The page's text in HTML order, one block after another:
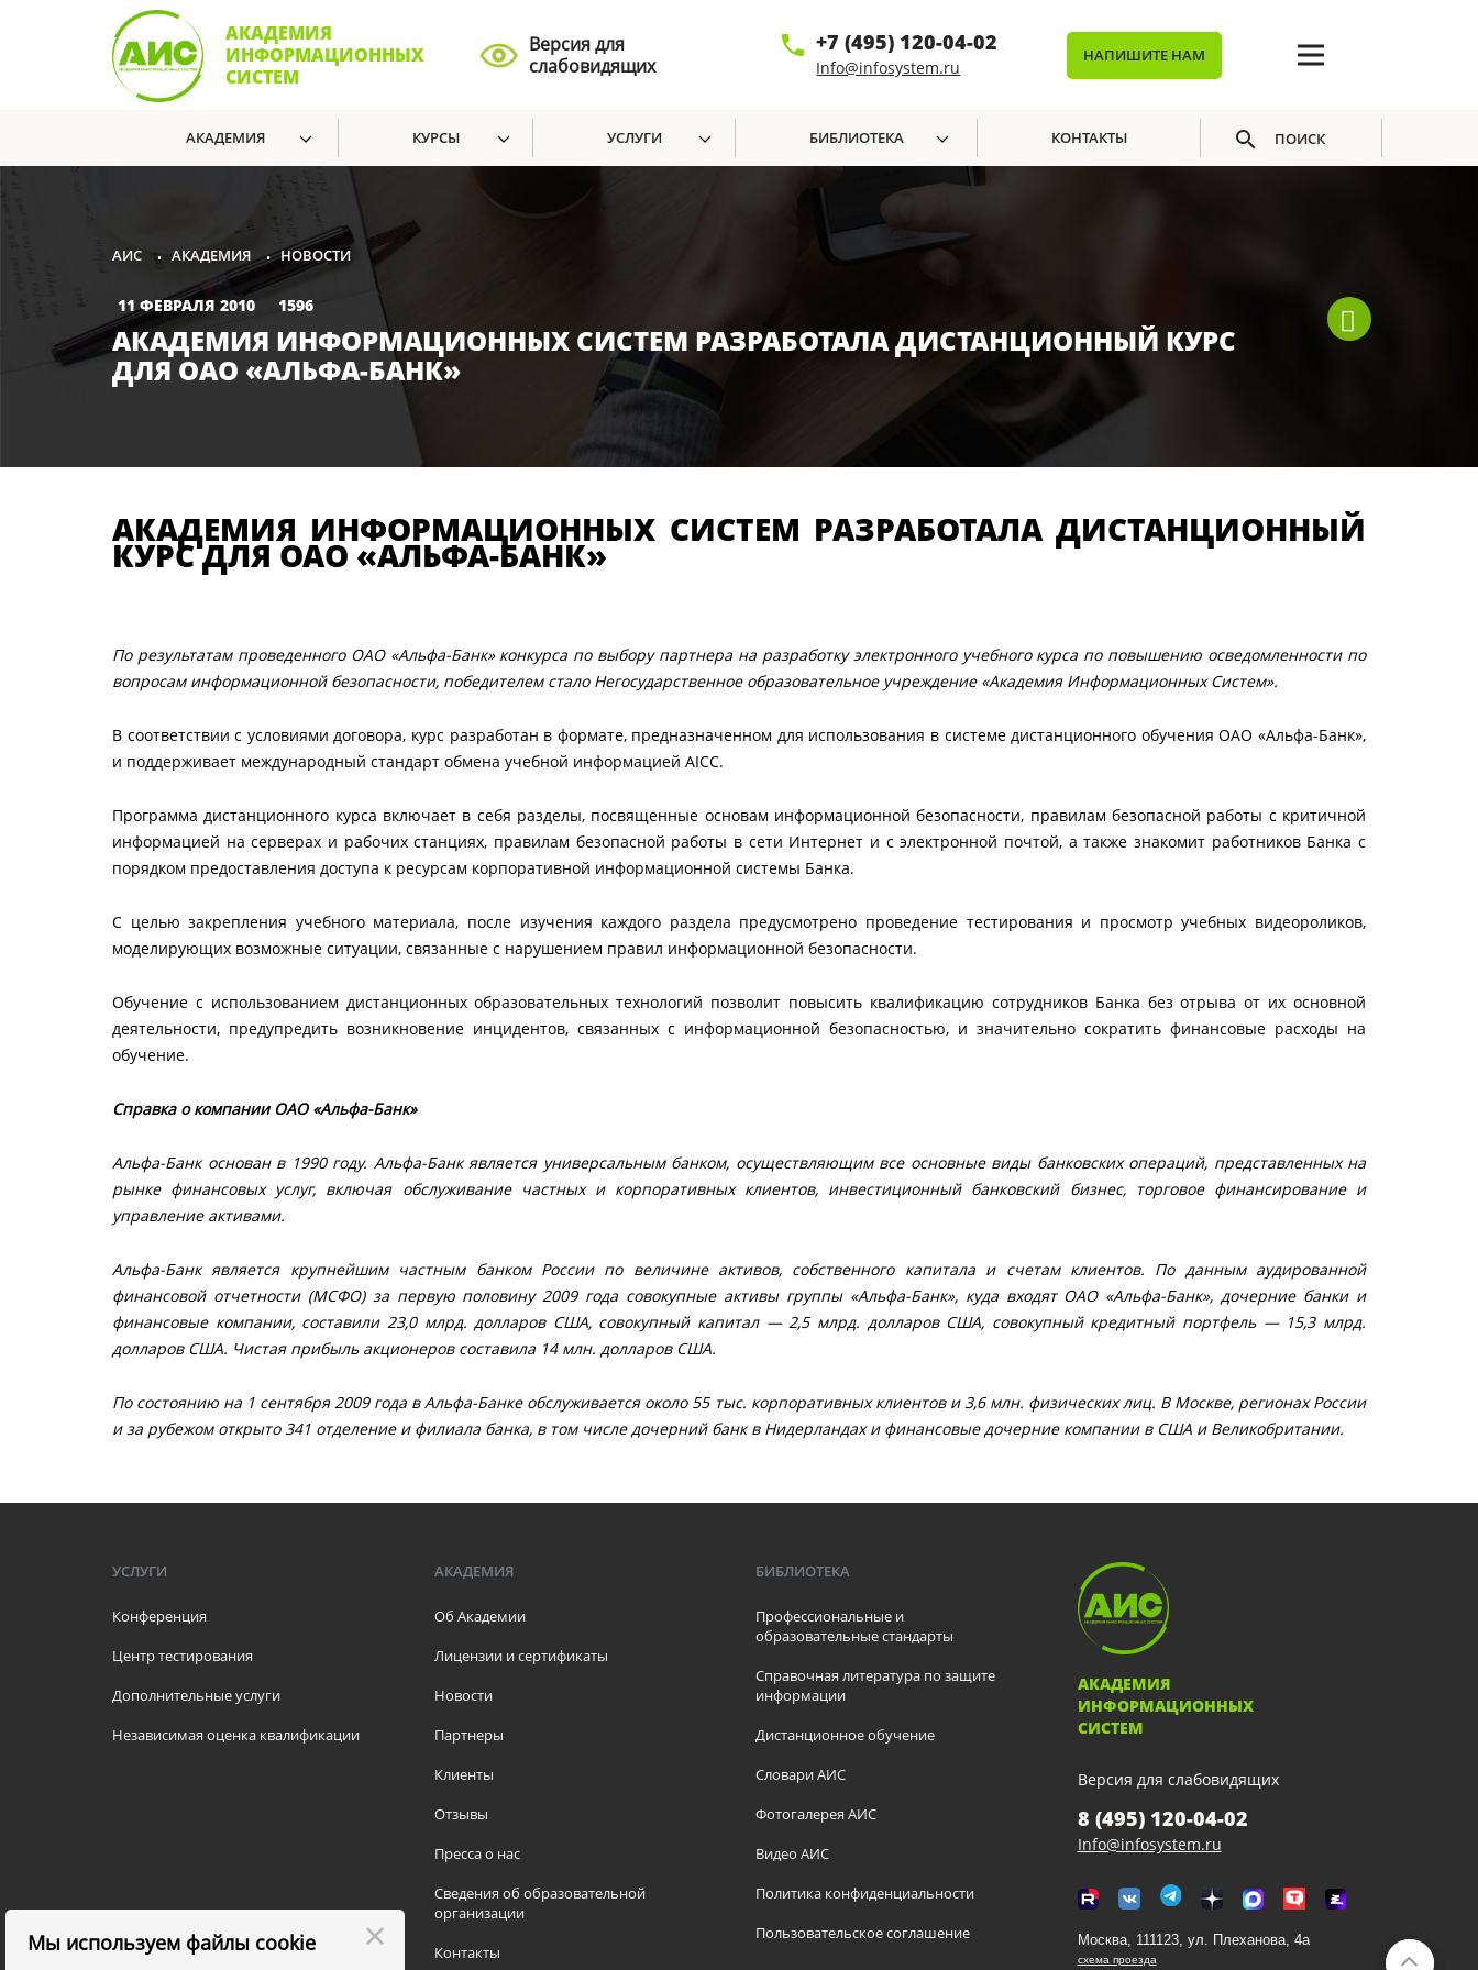
АКАДЕМИЯ
ИНФОРМАЦИОННЫХ
СИСТЕМ
Версия для
слабовидящих
+7 (495) 120-04-02
Info@infosystem.ru
НАПИШИТЕ НАМ
АКАДЕМИЯ КУРСЫ УСЛУГИ БИБЛИОТЕКА КОНТАКТЫ ПОИСК
АИС • АКАДЕМИЯ • НОВОСТИ
11 ФЕВРАЛЯ 2010 1596
АКАДЕМИЯ ИНФОРМАЦИОННЫХ СИСТЕМ РАЗРАБОТАЛА ДИСТАНЦИОННЫЙ КУРС
ДЛЯ ОАО «АЛЬФА-БАНК»
АКАДЕМИЯ ИНФОРМАЦИОННЫХ СИСТЕМ РАЗРАБОТАЛА ДИСТАНЦИОННЫЙ
КУРС ДЛЯ ОАО «АЛЬФА-БАНК»
По результатам проведенного ОАО «Альфа-Банк» конкурса по выбору партнера на разработку электронного учебного курса по повышению осведомленности по
вопросам информационной безопасности, победителем стало Негосударственное образовательное учреждение «Академия Информационных Систем».
В соответствии с условиями договора, курс разработан в формате, предназначенном для использования в системе дистанционного обучения ОАО «Альфа-Банк»,
и поддерживает международный стандарт обмена учебной информацией AICC.
Программа дистанционного курса включает в себя разделы, посвященные основам информационной безопасности, правилам безопасной работы с критичной
информацией на серверах и рабочих станциях, правилам безопасной работы в сети Интернет и с электронной почтой, а также знакомит работников Банка с
порядком предоставления доступа к ресурсам корпоративной информационной системы Банка.
С целью закрепления учебного материала, после изучения каждого раздела предусмотрено проведение тестирования и просмотр учебных видеороликов,
моделирующих возможные ситуации, связанные с нарушением правил информационной безопасности.
Обучение с использованием дистанционных образовательных технологий позволит повысить квалификацию сотрудников Банка без отрыва от их основной
деятельности, предупредить возникновение инцидентов, связанных с информационной безопасностью, и значительно сократить финансовые расходы на
обучение.
Справка о компании ОАО «Альфа-Банк»
Альфа-Банк основан в 1990 году. Альфа-Банк является универсальным банком, осуществляющим все основные виды банковских операций, представленных на
рынке финансовых услуг, включая обслуживание частных и корпоративных клиентов, инвестиционный банковский бизнес, торговое финансирование и
управление активами.
Альфа-Банк является крупнейшим частным банком России по величине активов, собственного капитала и счетам клиентов. По данным аудированной
финансовой отчетности (МСФО) за первую половину 2009 года совокупные активы группы «Альфа-Банк», куда входят ОАО «Альфа-Банк», дочерние банки и
финансовые компании, составили 23,0 млрд. долларов США, совокупный капитал — 2,5 млрд. долларов США, совокупный кредитный портфель — 15,3 млрд.
долларов США. Чистая прибыль акционеров составила 14 млн. долларов США.
По состоянию на 1 сентября 2009 года в Альфа-Банке обслуживается около 55 тыс. корпоративных клиентов и 3,6 млн. физических лиц. В Москве, регионах России
и за рубежом открыто 341 отделение и филиала банка, в том числе дочерний банк в Нидерландах и финансовые дочерние компании в США и Великобритании.
УСЛУГИ
Конференция
Центр тестирования
Дополнительные услуги
Независимая оценка квалификации
АКАДЕМИЯ
Об Академии
Лицензии и сертификаты
Новости
Партнеры
Клиенты
Отзывы
Пресса о нас
Сведения об образовательной
организации
Контакты
БИБЛИОТЕКА
Профессиональные и
образовательные стандарты
Справочная литература по защите
информации
Дистанционное обучение
Словари АИС
Фотогалерея АИС
Видео АИС
Политика конфиденциальности
Пользовательское соглашение
АКАДЕМИЯ
ИНФОРМАЦИОННЫХ
СИСТЕМ
Версия для слабовидящих
8 (495) 120-04-02
Info@infosystem.ru
Москва, 111123, ул. Плеханова, 4а
схема проезда
Мы используем файлы cookie